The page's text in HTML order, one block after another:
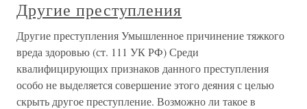
Другие преступления
Другие преступления Умышленное причинение тяжкого
вреда здоровью (ст. 111 УК РФ) Среди
квалифицирующих признаков данного преступления
особо не выделяется совершение этого деяния с целью
скрыть другое преступление. Возможно ли такое в